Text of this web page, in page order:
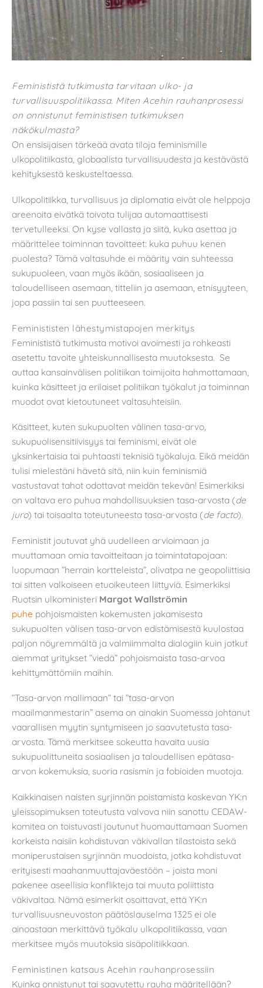
Feminististä tutkimusta tarvitaan ulko- ja
turvallisuuspolitiikassa. Miten Acehin rauhanprosessi
on onnistunut feministisen tutkimuksen
näkökulmasta?
On ensisijaisen tärkeää avata tiloja feminismille
ulkopolitiikasta, globaalista turvallisuudesta ja kestävästä
kehityksestä keskusteltaessa.
Ulkopolitiikka, turvallisuus ja diplomatia eivät ole helppoja
areenoita eivätkä toivota tulijaa automaattisesti
tervetulleeksi. On kyse vallasta ja siitä, kuka asettaa ja
määrittelee toiminnan tavoitteet: kuka puhuu kenen
puolesta? Tämä valtasuhde ei määrity vain suhteessa
sukupuoleen, vaan myös ikään, sosiaaliseen ja
taloudelliseen asemaan, titteliin ja asemaan, etnisyyteen,
jopa passiin tai sen puutteeseen.
Feminististen lähestymistapojen merkitys
Feminististä tutkimusta motivoi avoimesti ja rohkeasti
asetettu tavoite yhteiskunnallisesta muutoksesta. Se
auttaa kansainvälisen politiikan toimijoita hahmottamaan,
kuinka käsitteet ja erilaiset politiikan työkalut ja toiminnan
muodot ovat kietoutuneet valtasuhteisiin.
Käsitteet, kuten sukupuolten välinen tasa-arvo,
sukupuolisensitiivisyys tai feminismi, eivät ole
yksinkertaisia tai puhtaasti teknisiä työkaluja. Eikä meidän
tulisi mielestäni hävetä sitä, niin kuin feminismiä
vastustavat tahot odottavat meidän tekevän! Esimerkiksi
on valtava ero puhua mahdollisuuksien tasa-arvosta (de
juro) tai toisaalta toteutuneesta tasa-arvosta (de facto).
Feministit joutuvat yhä uudelleen arvioimaan ja
muuttamaan omia tavoitteitaan ja toimintatapojaan:
luopumaan ”herrain kortteleista”, olivatpa ne geopoliittisia
tai sitten valkoiseen etuoikeuteen liittyviä. Esimerkiksi
Ruotsin ulkoministeri Margot Wallströmin
puhe pohjoismaisten kokemusten jakamisesta
sukupuolten välisen tasa-arvon edistämisestä kuulostaa
paljon nöyremmältä ja valmiimmalta dialogiin kuin jotkut
aiemmat yritykset ”viedä” pohjoismaista tasa-arvoa
kehittymättömiin maihin.
”Tasa-arvon mallimaan” tai ”tasa-arvon
maailmanmestarin” asema on ainakin Suomessa johtanut
vaarallisen myytin syntymiseen jo saavutetusta tasa-
arvosta. Tämä merkitsee sokeutta havaita uusia
sukupuolittuneita sosiaalisen ja taloudellisen epätasa-
arvon kokemuksia, suoria rasismin ja fobioiden muotoja.
Kaikkinaisen naisten syrjinnän poistamista koskevan YK:n
yleissopimuksen toteutusta valvova niin sanottu CEDAW-
komitea on toistuvasti joutunut huomauttamaan Suomen
korkeista naisiin kohdistuvan väkivallan tilastoista sekä
moniperustaisen syrjinnän muodoista, jotka kohdistuvat
erityisesti maahanmuuttajaväestöön – joista moni
pakenee aseellisia konflikteja tai muuta poliittista
väkivaltaa. Nämä esimerkit osoittavat, että YK:n
turvallisuusneuvoston päätöslauselma 1325 ei ole
ainoastaan merkittävä työkalu ulkopolitiikassa, vaan
merkitsee myös muutoksia sisäpolitiikkaan.
Feministinen katsaus Acehin rauhanprosessiin
Kuinka onnistunut tai saavutettu rauha määritellään?